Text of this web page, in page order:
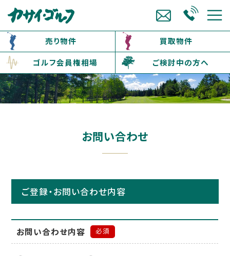
売り物件
買取物件
ゴルフ会員権相場
ご検討中の方へ
お問い合わせ
ご登録・お問い合わせ内容
お問い合わせ内容 必須